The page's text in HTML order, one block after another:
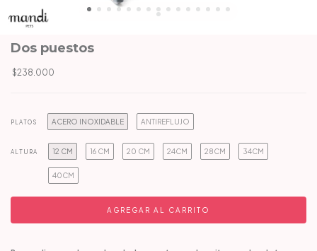
Dos puestos
$238.000
PLATOS ACERO INOXIDABLE ANTIREFLUJO
ALTURA 12 CM 16 CM 20 CM 24CM 28CM 34CM
40CM